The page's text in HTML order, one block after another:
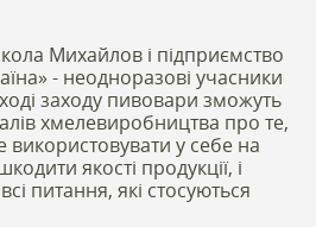
Михайлов і підприємство
- неодноразові учасники
заходу пивовари зможуть
хмелевиробництва про те,
у себе на
якості продукції, і
питання, які стосуються